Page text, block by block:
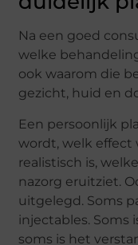
Na een goed
welke
ook waarom die
gezicht, huid en
Een persoonlijk
wordt, welk effect
realistisch is,
nazorg eruitziet.
uitgelegd. Soms
injectables. Soms
soms is het